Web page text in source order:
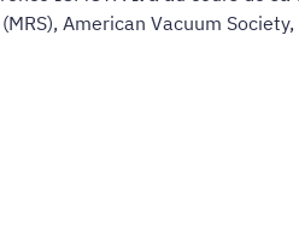
American Vacuum Society,